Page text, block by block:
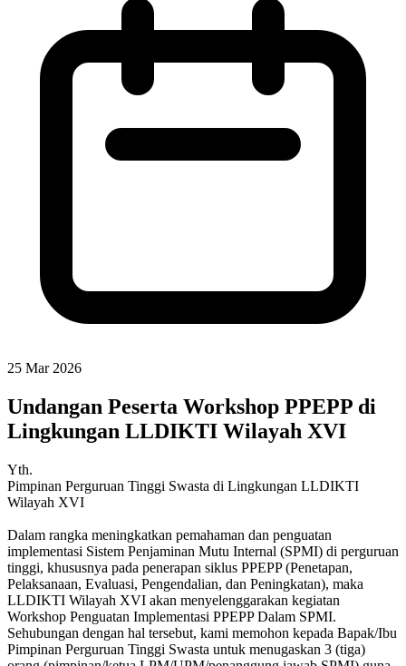
25 Mar 2026
Undangan Peserta Workshop PPEPP di
Lingkungan LLDIKTI Wilayah XVI
Yth.
Pimpinan Perguruan Tinggi Swasta di Lingkungan LLDIKTI
Wilayah XVI
Dalam rangka meningkatkan pemahaman dan penguatan
implementasi Sistem Penjaminan Mutu Internal (SPMI) di perguruan
tinggi, khususnya pada penerapan siklus PPEPP (Penetapan,
Pelaksanaan, Evaluasi, Pengendalian, dan Peningkatan), maka
LLDIKTI Wilayah XVI akan menyelenggarakan kegiatan
Workshop Penguatan Implementasi PPEPP Dalam SPMI.
Sehubungan dengan hal tersebut, kami memohon kepada Bapak/Ibu
Pimpinan Perguruan Tinggi Swasta untuk menugaskan 3 (tiga)